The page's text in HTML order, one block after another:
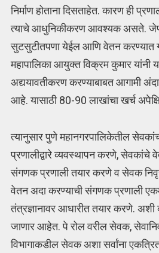
निर्माण होताना दिसताहेत. कारण ही
त्याचे आधुनिकीकरण आवश्यक असते.
सुटसुटीतपणा येईल आणि वेतन करण्यात
महापालिका आयुक्त विक्रम कुमार यांनी
अद्ययावतीकरण करण्याबाबत आगामी
आहे. यासाठी 80-90 लाखांचा खर्च
त्यानुसार पुणे महानगरपालिकेतील
प्रणालीद्वारे व्यवस्थापन करणे, सेवकांचे
संगणक प्रणाली तयार करणे व सेवक
वेतन अदा करण्याची संगणक प्रणाली
तंत्रज्ञानावर आधारीत तयार करणे. अशी
जाणार आहेत. पे रोल वरील सेवक,
विभागाकडील सेवक अशा सर्वांना